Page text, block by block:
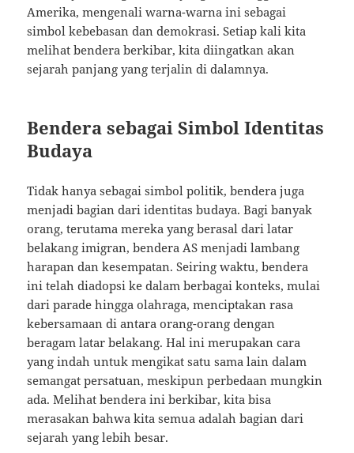
Amerika, mengenali warna-warna ini sebagai
simbol kebebasan dan demokrasi. Setiap kali kita
melihat bendera berkibar, kita diingatkan akan
sejarah panjang yang terjalin di dalamnya.
Bendera sebagai Simbol Identitas
Budaya
Tidak hanya sebagai simbol politik, bendera juga
menjadi bagian dari identitas budaya. Bagi banyak
orang, terutama mereka yang berasal dari latar
belakang imigran, bendera AS menjadi lambang
harapan dan kesempatan. Seiring waktu, bendera
ini telah diadopsi ke dalam berbagai konteks, mulai
dari parade hingga olahraga, menciptakan rasa
kebersamaan di antara orang-orang dengan
beragam latar belakang. Hal ini merupakan cara
yang indah untuk mengikat satu sama lain dalam
semangat persatuan, meskipun perbedaan mungkin
ada. Melihat bendera ini berkibar, kita bisa
merasakan bahwa kita semua adalah bagian dari
sejarah yang lebih besar.